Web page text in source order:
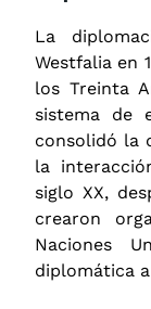
La
Westfalia en
los Treinta
sistema de
consolidó la
la
siglo XX,
crearon
Naciones
diplomática